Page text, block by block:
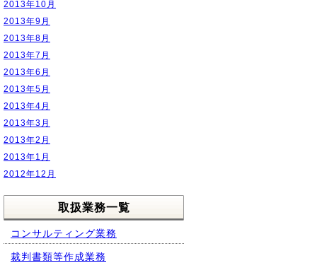
2013年10月
2013年9月
2013年8月
2013年7月
2013年6月
2013年5月
2013年4月
2013年3月
2013年2月
2013年1月
2012年12月
取扱業務一覧
コンサルティング業務
裁判書類等作成業務